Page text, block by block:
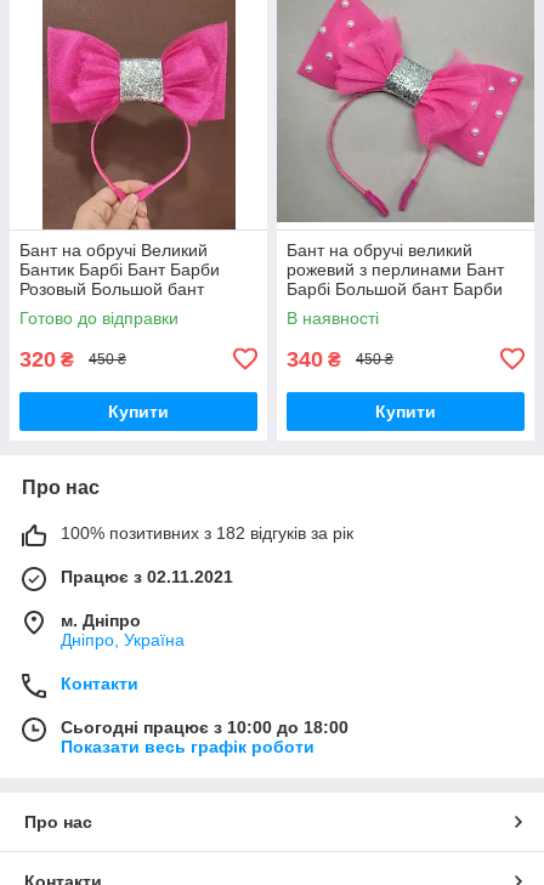
Бант на обручі Великий
Бантик Барбі Бант Барби
Розовый Большой бант
Готово до відправки
320 ₴ 450 ₴
Купити
Бант на обручі великий
рожевий з перлинами Бант
Барбі Большой бант Барби
В наявності
340 ₴ 450 ₴
Купити
Про нас
100% позитивних з 182 відгуків за рік
Працює з 02.11.2021
м. Дніпро
Дніпро, Україна
Контакти
Сьогодні працює з 10:00 до 18:00
Показати весь графік роботи
Про нас